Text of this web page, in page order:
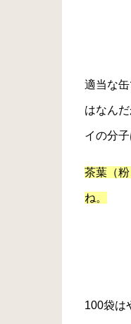
適当な
はなん
イの分
茶葉（
ね。
100袋は